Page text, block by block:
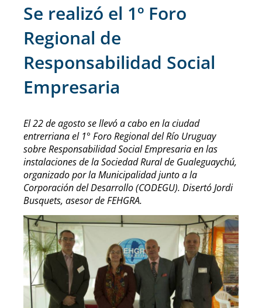
Se realizó el 1º Foro
Regional de
Responsabilidad Social
Empresaria
El 22 de agosto se llevó a cabo en la ciudad
entrerriana el 1° Foro Regional del Río Uruguay
sobre Responsabilidad Social Empresaria en las
instalaciones de la Sociedad Rural de Gualeguaychú,
organizado por la Municipalidad junto a la
Corporación del Desarrollo (CODEGU). Disertó Jordi
Busquets, asesor de FEHGRA.